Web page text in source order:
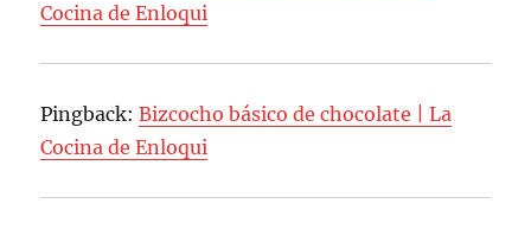
Cocina de Enloqui
Pingback:Bizcocho básico de chocolate | La
Cocina de Enloqui